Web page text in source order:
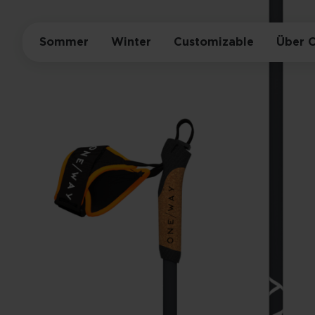
Sommer Winter Customizable Über